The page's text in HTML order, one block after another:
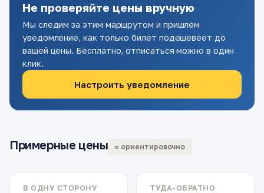
Не проверяйте цены вручную
Мы следим за этим маршрутом и пришлём
уведомление, как только билет подешевеет до
вашей цены. Бесплатно, отписаться можно в один
клик.
Настроить уведомление
Примерные цены ≈ ориентировочно
В ОДНУ СТОРОНУ ТУДА-ОБРАТНО